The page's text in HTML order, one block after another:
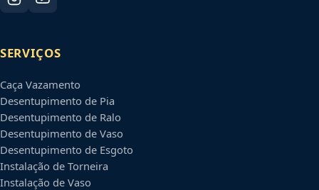
SERVIÇOS
Caça Vazamento
Desentupimento de Pia
Desentupimento de Ralo
Desentupimento de Vaso
Desentupimento de Esgoto
Instalação de Torneira
Instalação de Vaso